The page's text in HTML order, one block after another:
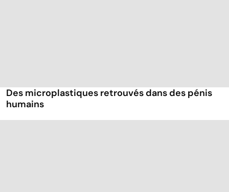
Des microplastiques retrouvés dans des pénis
humains